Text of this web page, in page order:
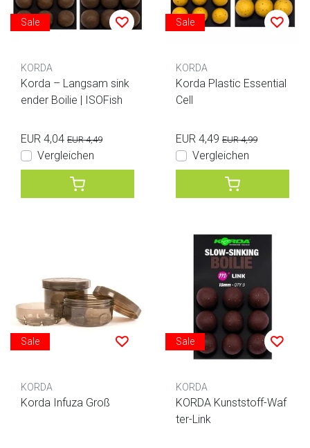
Sale
KORDA
Korda – Langsam sink
ender Boilie | ISOFish
EUR 4,04 EUR 4,49
Vergleichen
Sale
KORDA
Korda Plastic Essential
Cell
EUR 4,49 EUR 4,99
Vergleichen
Sale
KORDA
Korda Infuza Groß
Sale
KORDA
KORDA Kunststoff-Waf
ter-Link